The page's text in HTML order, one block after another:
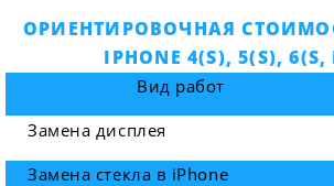
ОРИЕНТИРОВОЧНАЯ
IPHONE 4(S), 5(S), 6(S,
Вид работ
Замена дисплея
Замена стекла в iPhone